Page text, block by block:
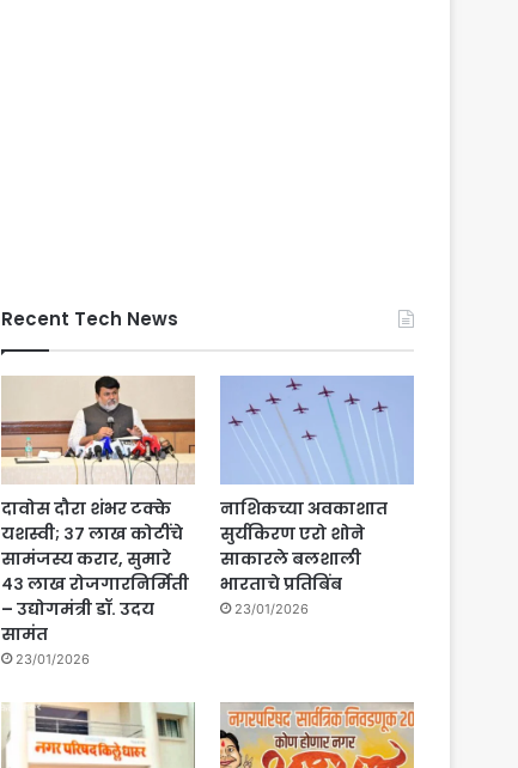
Recent Tech News
दावोस दौरा शंभर टक्के
यशस्वी; ३७ लाख कोटींचे
सामंजस्य करार, सुमारे
४३ लाख रोजगारनिर्मिती
– उद्योगमंत्री डॉ. उदय
सामंत
23/01/2026
नाशिकच्या अवकाशात
सुर्यकिरण एरो शोने
साकारले बलशाली
भारताचे प्रतिबिंब
23/01/2026